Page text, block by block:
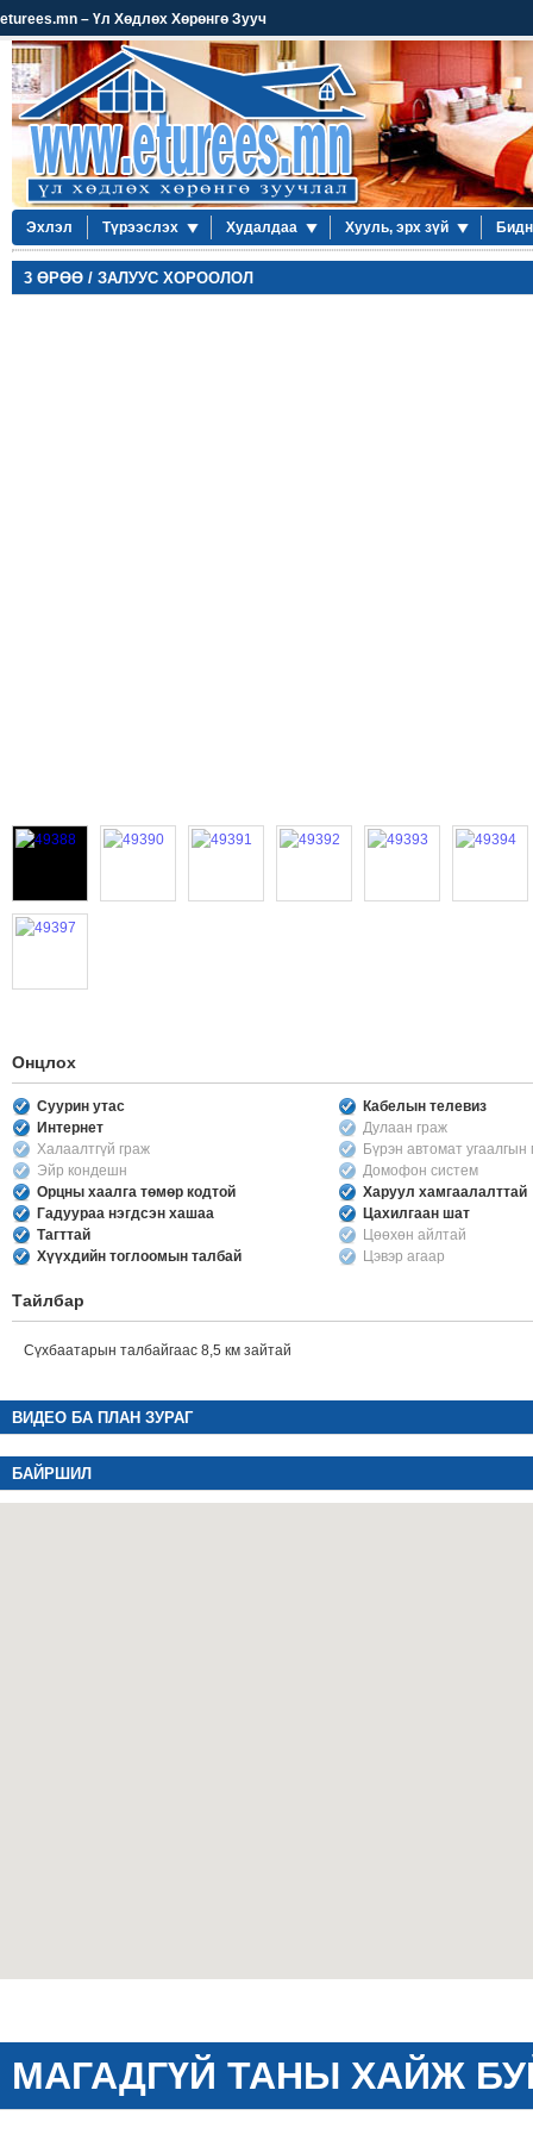
eturees.mn – Үл Хөдлөх Хөрөнгө Зууч
Эхлэл Түрээслэх Худалдаа Хууль, эрх зүй
3 ӨРӨӨ / ЗАЛУУС ХОРООЛОЛ
Онцлох
Суурин утас
Кабелын телевиз
Интернет
Дулаан граж
Халаалтгүй граж
Бүрэн автомат
Эйр кондешн
Домофон систем
Орцны хаалга төмөр кодтой
Харуул хамгаалалттай
Гадуураа нэгдсэн хашаа
Цахилгаан шат
Тагттай
Цөөхөн айлтай
Хүүхдийн тоглоомын талбай
Цэвэр агаар
Тайлбар
Сүхбаатарын талбайгаас 8,5 км зайтай
ВИДЕО БА ПЛАН ЗУРАГ
БАЙРШИЛ
МАГАДГҮЙ ТАНЫ ХАЙЖ